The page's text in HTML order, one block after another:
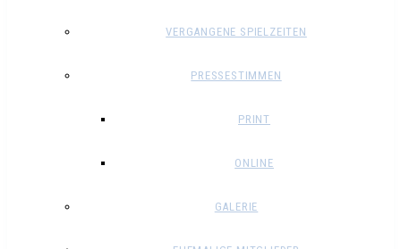
VERGANGENE SPIELZEITEN
PRESSESTIMMEN
PRINT
ONLINE
GALERIE